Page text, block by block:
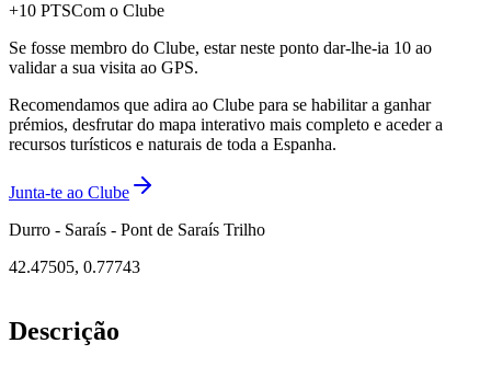
+10 PTSCom o Clube
Se fosse membro do Clube, estar neste ponto dar-lhe-ia 10 ao
validar a sua visita ao GPS.
Recomendamos que adira ao Clube para se habilitar a ganhar
prémios, desfrutar do mapa interativo mais completo e aceder a
recursos turísticos e naturais de toda a Espanha.
Junta-te ao Clube
Durro - Saraís - Pont de Saraís Trilho
42.47505, 0.77743
Descrição